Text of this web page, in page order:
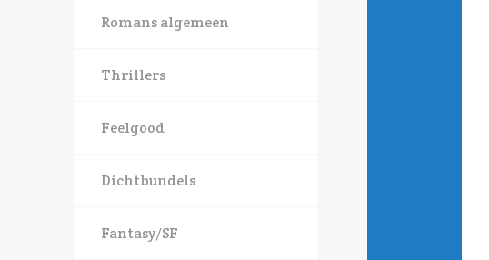
Romans algemeen
Thrillers
Feelgood
Dichtbundels
Fantasy/SF